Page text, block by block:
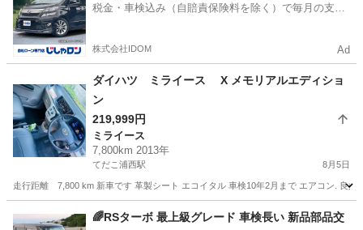
税金・車検込み（自賠責保険料を除く）で毎月の支払
株式会社IDOM Ad
ダイハツ ミライース X メモリアルエディショ
ン
219,999円
ミライース
7,800km 2013年
てだこ浦西駅 8月5日
走行距離 7,800 km 新車です 革製シート エコイタル 車検10年2月まで エアコン. 良好
てだこ浦西駅 ミライース
🌈RSターボ 最上級グレード 車検長い 新品部品交